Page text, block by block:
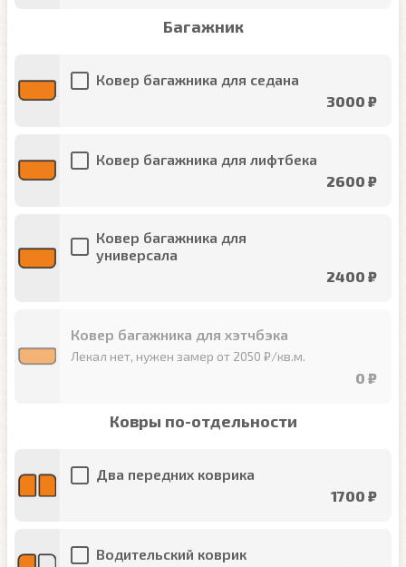
Багажник
Ковер багажника для седана
3000 ₽
Ковер багажника для лифтбека
2600 ₽
Ковер багажника для
универсала
2400 ₽
Ковер багажника для хэтчбэка
Лекал нет, нужен замер от 2050 ₽/кв.м.
0 ₽
Ковры по-отдельности
Два передних коврика
1700 ₽
Водительский коврик